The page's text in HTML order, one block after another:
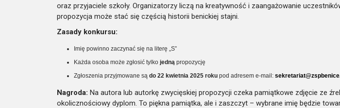
oraz przyjaciele szkoły. Organizatorzy liczą na kreatywność i zaangażowanie
propozycja może stać się częścią historii benickiej stajni.
Zasady konkursu:
Imię powinno zaczynać się na literę „S”
Każda osoba może zgłosić tylko jedną propozycję
Zgłoszenia przyjmowane są do 22 kwietnia 2025 roku pod adresem e-mail:
Nagroda: Na autora lub autorkę zwycięskiej propozycji czeka pamiątkowe zdjęcie ze
okolicznościowy dyplom. To piękna pamiątka, ale i zaszczyt – wybrane imię będzie